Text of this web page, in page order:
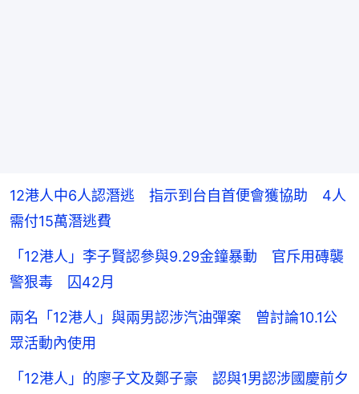
12港人中6人認潛逃 指示到台自首便會獲協助 4人
需付15萬潛逃費
「12港人」李子賢認參與9.29金鐘暴動 官斥用磚襲
警狠毒 囚42月
兩名「12港人」與兩男認涉汽油彈案 曾討論10.1公
眾活動內使用
「12港人」的廖子文及鄭子豪 認與1男認涉國慶前夕